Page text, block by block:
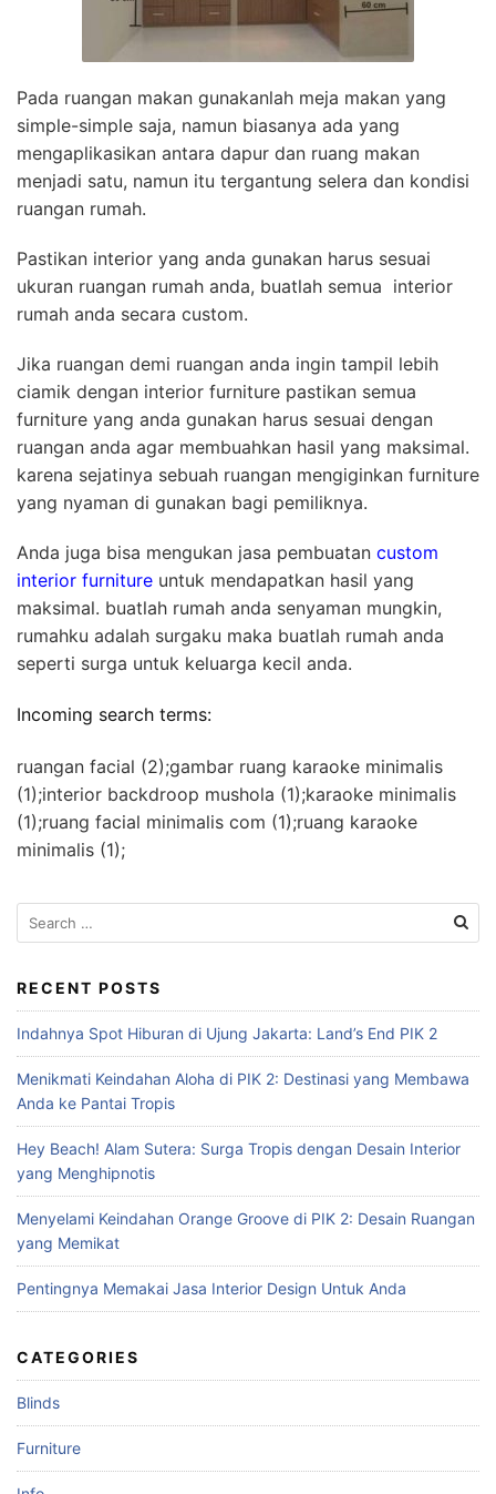
Pada ruangan makan gunakanlah meja makan yang
simple-simple saja, namun biasanya ada yang
mengaplikasikan antara dapur dan ruang makan
menjadi satu, namun itu tergantung selera dan kondisi
ruangan rumah.
Pastikan interior yang anda gunakan harus sesuai
ukuran ruangan rumah anda, buatlah semua interior
rumah anda secara custom.
Jika ruangan demi ruangan anda ingin tampil lebih
ciamik dengan interior furniture pastikan semua
furniture yang anda gunakan harus sesuai dengan
ruangan anda agar membuahkan hasil yang maksimal.
karena sejatinya sebuah ruangan mengiginkan furniture
yang nyaman di gunakan bagi pemiliknya.
Anda juga bisa mengukan jasa pembuatan custom
interior furniture untuk mendapatkan hasil yang
maksimal. buatlah rumah anda senyaman mungkin,
rumahku adalah surgaku maka buatlah rumah anda
seperti surga untuk keluarga kecil anda.
Incoming search terms:
ruangan facial (2);gambar ruang karaoke minimalis
(1);interior backdroop mushola (1);karaoke minimalis
(1);ruang facial minimalis com (1);ruang karaoke
minimalis (1);
e
r
c
h
f
o
r
RECENT POSTS
Indahnya Spot Hiburan di Ujung Jakarta: Land’s End PIK 2
Menikmati Keindahan Aloha di PIK 2: Destinasi yang Membawa
Anda ke Pantai Tropis
Hey Beach! Alam Sutera: Surga Tropis dengan Desain Interior
yang Menghipnotis
Menyelami Keindahan Orange Groove di PIK 2: Desain Ruangan
yang Memikat
Pentingnya Memakai Jasa Interior Design Untuk Anda
CATEGORIES
Blinds
Furniture